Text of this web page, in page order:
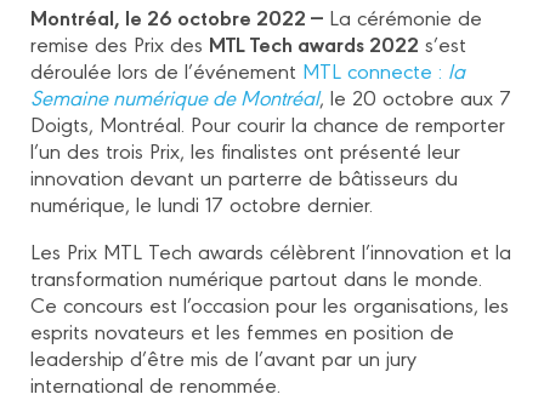
Montréal, le 26 octobre 2022 — La cérémonie de
remise des Prix des MTL Tech awards 2022 s’est
déroulée lors de l’événement MTL connecte : la
Semaine numérique de Montréal, le 20 octobre aux 7
Doigts, Montréal. Pour courir la chance de remporter
l’un des trois Prix, les finalistes ont présenté leur
innovation devant un parterre de bâtisseurs du
numérique, le lundi 17 octobre dernier.
Les Prix MTL Tech awards célèbrent l’innovation et la
transformation numérique partout dans le monde.
Ce concours est l’occasion pour les organisations, les
esprits novateurs et les femmes en position de
leadership d’être mis de l’avant par un jury
international de renommée.